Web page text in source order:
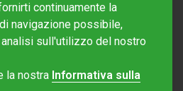
Rotostampa SA
continuamente la
navigazione possibile,
sull'utilizzo del nostro
la nostra Informativa sulla